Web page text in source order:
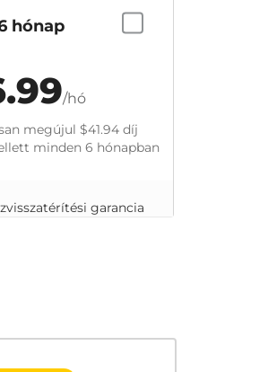
hónap
/hó
megújul $41.94 díj
minden 6 hónapban
garancia